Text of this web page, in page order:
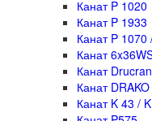
Канат P 1020
Канат P 1933
Канат P
Канат
Канат
Канат
Канат K 43 /